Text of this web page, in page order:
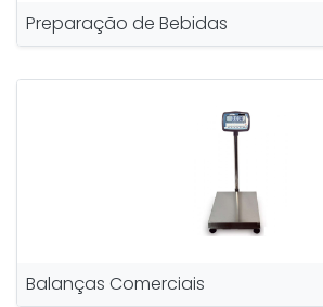
Preparação de Bebidas
Balanças Comerciais